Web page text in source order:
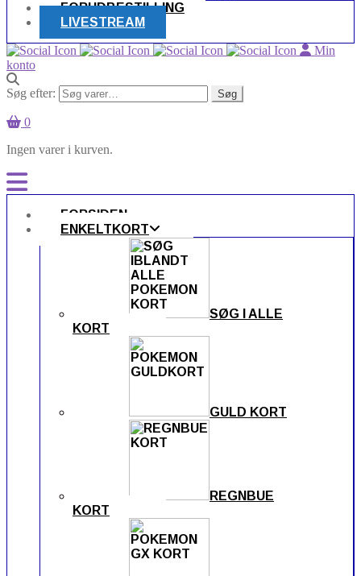
FORUDBESTILLING
LIVESTREAM
Min
konto
Søg efter: Søg
0
Ingen varer i kurven.
FORSIDEN
ENKELTKORT
SØG I ALLE
KORT
GULD KORT
REGNBUE
KORT